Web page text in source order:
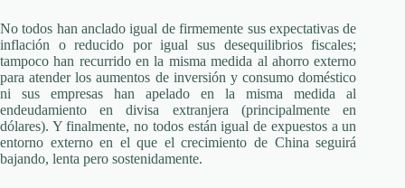
No todos han anclado igual de firmemente sus expectativas de
inflación o reducido por igual sus desequilibrios fiscales;
tampoco han recurrido en la misma medida al ahorro externo
para atender los aumentos de inversión y consumo doméstico
ni sus empresas han apelado en la misma medida al
endeudamiento en divisa extranjera (principalmente en
dólares). Y finalmente, no todos están igual de expuestos a un
entorno externo en el que el crecimiento de China seguirá
bajando, lenta pero sostenidamente.